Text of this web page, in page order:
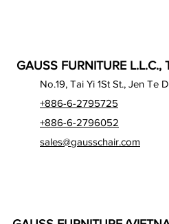
GAUSS FURNITURE L.L.C.,
No.19, Tai Yi 1St St., Jen Te
+886-6-2795725
+886-6-2796052
sales@gausschair.com